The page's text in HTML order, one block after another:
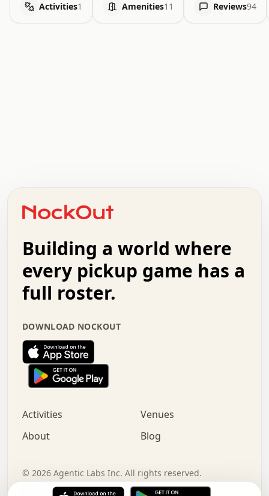
Activities1 Amenities11 Reviews94
+   .   .   .   .   .   .   .   .   .   +   .   .
.   .   .   .   .   .   .   .   .   .   .   :   .
.   .   .   .   +   .   .   .   .   .   .   .   +
.   :   .   .   .   .   .   .   .   .   o   .   .
.   .   x   .   .   .   .   .   .   :   .   .   o
.   .   .   .   :   .   .   .   .   o   .   .   .
.   .   .   .   .   .   .   :   .   .   .   .   .
.   .   .   .   .   .   .   +   .   .   x   .   .
.   .   .   .   .   :   +   .   .   .   .   .   o
.   .   .   .   .   .   .   .   .   .   .   .   .
.   .   :   o   .   .   .   .   .   .   .   +   .
.   o   .   .   .   .   x   .   .   .   .   .   .
+   .   o   .   .   .   .   o   .   .   .   .
.   +   .   .   .   .   .   .   .   .   :   .   x
.   .   .   .   .   .   .   .   .   .   .   .   .   .
Building a world where
every pickup game has a
full roster.
DOWNLOAD NOCKOUT
Activities
Venues
About
Blog
© 2026 Agentic Labs Inc. All rights reserved.